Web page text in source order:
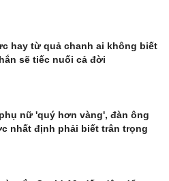
hay từ quả chanh ai không biết
sẽ tiếc nuối cả đời
nữ 'quý hơn vàng', đàn ông
nhất định phải biết trân trọng